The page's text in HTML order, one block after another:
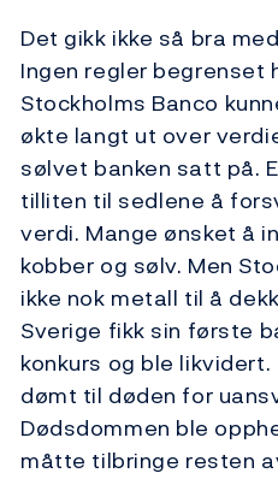
Det gikk ikke så bra
Ingen regler begrenset
Stockholms Banco
økte langt ut over
sølvet banken satt på.
tilliten til sedlene å
verdi. Mange ønsket å
kobber og sølv. Men
ikke nok metall til å
Sverige fikk sin første
konkurs og ble
dømt til døden for
Dødsdommen ble
måtte tilbringe resten